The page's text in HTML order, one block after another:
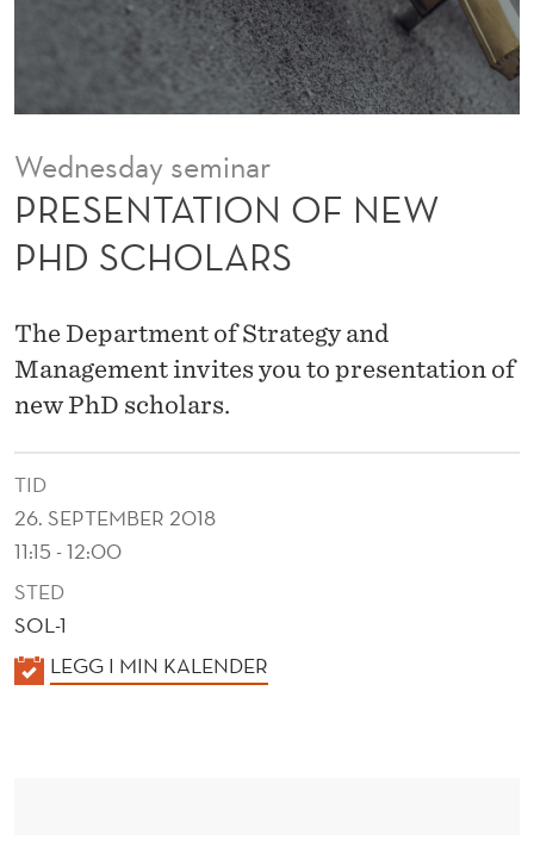
N
E
W
P
H
D
S
C
H
O
L
A
R
S
Wednesday seminar
PRESENTATION OF NEW
PHD SCHOLARS
The Department of Strategy and
Management invites you to presentation of
new PhD scholars.
TID
26. SEPTEMBER 2018
11:15 - 12:00
STED
SOL-1
K
LEGG I MIN KALENDER